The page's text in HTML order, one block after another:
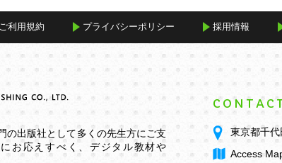
ご利用規約 プライバシーポリシー 採用情報
の出版社として多くの先生方にご支
お応えすべく、デジタル教材や
東京都千
Access